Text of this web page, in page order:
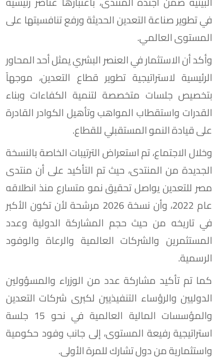
في تطوير صناعة التعدين الحديثة ورفع تنافسيتها على
المستوى العالمي.
وأكد أن الاستثمار في العنصر البشري يمثل أحد المحاور
الرئيسية لاستراتيجية تطوير قطاع التعدين، موجهاً
بتخصيص جلسات متخصصة لتنمية الكفاءات وبناء
القدرات واستقطاب المواهب وتأهيل الكوادر القادرة
على قيادة النمو المستقبلي للقطاع.
وخلال الاجتماع، تم استعراض الترتيبات الخاصة بالنسخة
الجديدة من المنتدى، حيث تم التأكيد على أن منتدى
مصر للتعدين يواصل تحقيق نمو متسارع منذ انطلاقه
عام 2022، وأن نسخة 2026 مرشحة لأن تكون الأكبر
في تاريخه من حيث حجم المشاركة الدولية وعدد
المستثمرين والشركات العالمية والرعاة والوفود
الرسمية.
كما تم تأكيد مشاركة عدد من الوزراء والمسؤولين
الدوليين والرؤساء التنفيذيين لكبرى شركات التعدين
والمؤسسات المالية العالمية في نحو 15 جلسة
استراتيجية رفيعة المستوى، إلى جانب وفود حكومية
واستثمارية من دول تشارك للمرة الأولى.